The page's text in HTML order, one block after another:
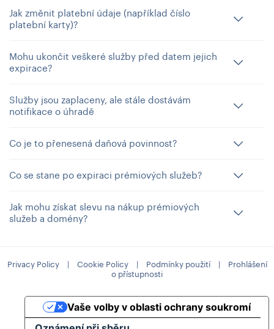
Jak změnit platební údaje (například číslo
platební karty)?
Mohu ukončit veškeré služby před datem jejich
expirace?
Služby jsou zaplaceny, ale stále dostávám
notifikace o úhradě
Co je to přenesená daňová povinnost?
Co se stane po expiraci prémiových služeb?
Jak mohu získat slevu na nákup prémiových
služeb a domény?
Privacy Policy | Cookie Policy | Podmínky použití |
Prohlášení
o přístupnosti
Vaše volby v oblasti ochrany soukromí